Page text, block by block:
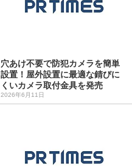
穴あけ不要で防犯カメラを簡単
設置！屋外設置に最適な錆びに
くいカメラ取付金具を発売
2026年6月11日